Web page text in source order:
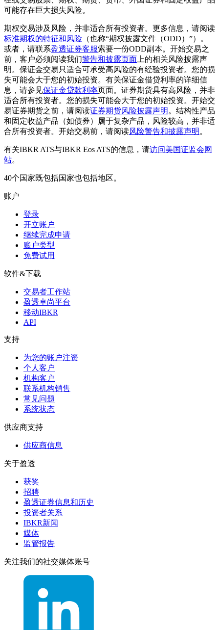
可能存在巨大损失风险。
期权交易涉及风险，并非适合所有投资者。更多信息，请阅读
标准期权的特征和风险 （也称“期权披露文件（ODD）”）。
或者，请联系盈透证券客服索要一份ODD副本。开始交易之
前，客户必须阅读我们警告和披露页面 上的相关风险披露声
明。保证金交易只适合可承受高风险的有经验投资者。您的损
失可能会大于您的初始投资。有关保证金借贷利率的详细信
息，请参见保证金贷款利率页面。证券期货具有高风险，并非
适合所有投资者。您的损失可能会大于您的初始投资。开始交
易证券期货之前，请阅读证券期货风险披露声明 。结构性产品
和固定收益产品（如债券）属于复杂产品，风险较高，并非适
合所有投资者。开始交易前，请阅读风险警告和披露声明 。
有关IBKR ATS与IBKR Eos ATS的信息，请访问美国证监会网
站。
40个国家既包括国家也包括地区。
账户
登录
开立账户
继续完成申请
账户类型
免费试用
软件&下载
交易者工作站
盈透卓尚平台
移动IBKR
API
支持
为您的账户注资
个人客户
机构客户
联系机构销售
常见问题
系统状态
供应商支持
供应商信息
关于盈透
获奖
招聘
盈透证券信息和历史
投资者关系
IBKR新闻
媒体
监管报告
关注我们的社交媒体账号